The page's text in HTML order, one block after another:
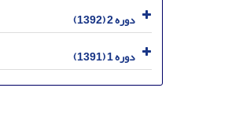
دوره 2 (1392)
دوره 1 (1391)